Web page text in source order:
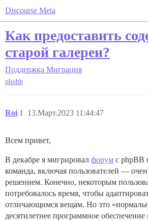
Discourse Meta
Как предоставить
старой галереи?
Поддержка Миграция
phpbb
Roi 13.Март.2023 11:44:47
1
Всем привет,
В декабре я мигрировал форум с phpBB
команда, включая пользователей —
решением. Конечно, некоторым
потребовалось время, чтобы
отличающимся вещам. Но это
десятилетнее программное